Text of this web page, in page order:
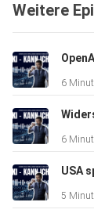
Es ist wichtig
Verbreitung
Die aktuellen
Weitere
6
6
5